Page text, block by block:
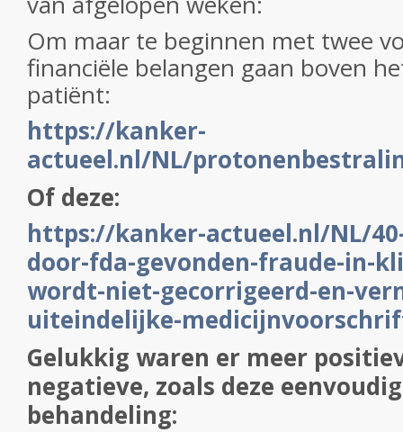
Om maar te beginnen met twee
financiële belangen gaan boven
patiënt:
https://kanker-
actueel.nl/NL/
Of deze:
https://kanker-actueel.nl/NL/
door-fda-gevonden-fraude-in-
wordt-niet-gecorrigeerd-en-
uiteindelijke-
Gelukkig waren er meer
negatieve, zoals deze
behandeling: